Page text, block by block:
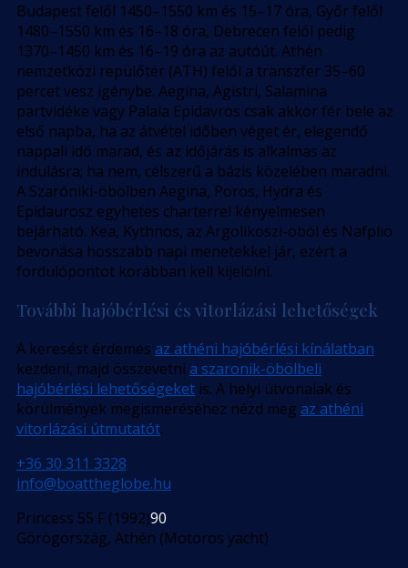
Budapest felől 1450–1550 km és 15–17 óra, Győr felől
1480–1550 km és 16–18 óra, Debrecen felől pedig
1370–1450 km és 16–19 óra az autóút. Athén
nemzetközi repülőtér (ATH) felől a transzfer 35–60
percet vesz igénybe. Aegina, Agistri, Salamina
partvidéke vagy Palaia Epidavros csak akkor fér bele az
első napba, ha az átvétel időben véget ér, elegendő
nappali idő marad, és az időjárás is alkalmas az
indulásra; ha nem, célszerű a bázis közelében maradni.
A Szaróniki-öbölben Aegina, Poros, Hydra és
Epidaurosz egyhetes charterrel kényelmesen
bejárható. Kea, Kythnos, az Argolikoszi-öböl és Nafplio
bevonása hosszabb napi menetekkel jár, ezért a
fordulópontot korábban kell kijelölni.
További hajóbérlési és vitorlázási lehetőségek
A keresést érdemes az athéni hajóbérlési kínálatban
kezdeni, majd összevetni a szaronik-öbölbeli
hajóbérlési lehetőségeket is. A helyi útvonalak és
körülmények megismeréséhez nézd meg az athéni
vitorlázási útmutatót.
+36 30 311 3328
info@boattheglobe.hu
Princess 55 F (1992)90
Görögország, Athén (Motoros yacht)